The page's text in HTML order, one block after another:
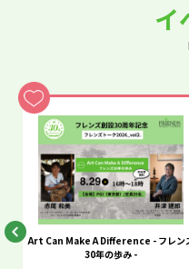
イ
Art Can Make A Difference - フレン
30年の歩み -